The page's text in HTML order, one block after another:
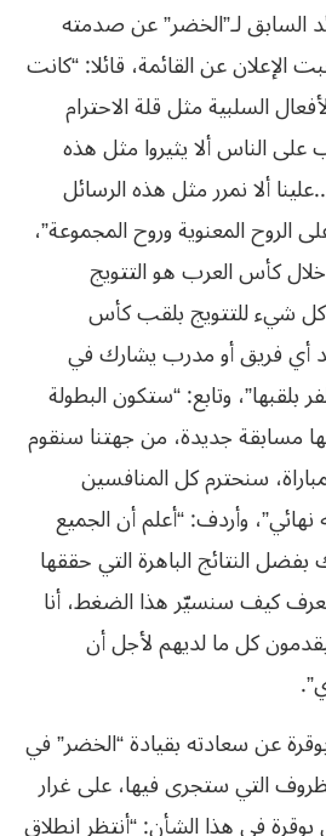
السابق لـ”الخضر” عن صدمته
الإعلان عن القائمة، قائلا: “كانت
السلبية مثل قلة الاحترام
الناس ألا يثيروا مثل هذه
ألا نمرر مثل هذه الرسائل
الروح المعنوية وروح المجموعة”،
كأس العرب هو التتويج
كل شيء للتتويج بلقب كأس
أي فريق أو مدرب يشارك في
وتابع: “ستكون البطولة
مسابقة جديدة، من جهتنا سنقوم
سنحترم كل المنافسين
وأردف: “أعلم أن الجميع
النتائج الباهرة التي حققها
نعرف كيف سنسيّر هذا الضغط، أنا
كل ما لديهم لأجل أن
عن سعادته بقيادة “الخضر” في
التي ستجرى فيها، على غرار
بوقرة في هذا الشأن: “أنتظر انطلاق